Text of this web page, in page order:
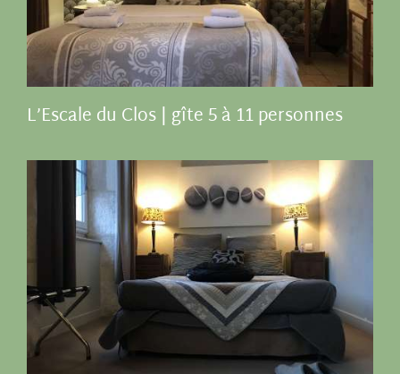
L’Escale du Clos | gîte 5 à 11 personnes